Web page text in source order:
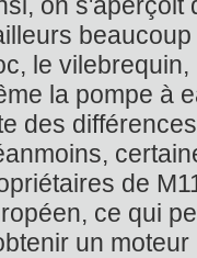
le
la pompe à
des
de
ce qui
un